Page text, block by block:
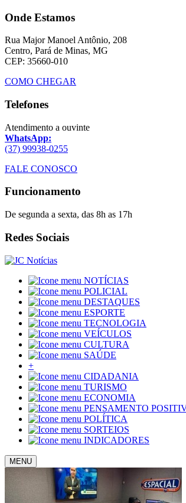
Onde Estamos
Rua Major Manoel Antônio, 208
Centro, Pará de Minas, MG
CEP: 35660-010
COMO CHEGAR
Telefones
Atendimento a ouvinte
WhatsApp:
(37) 99938-0255
FALE CONOSCO
Funcionamento
De segunda a sexta, das 8h as 17h
Redes Sociais
NOTÍCIAS
POLICIAL
DESTAQUES
ESPORTE
TECNOLOGIA
VEÍCULOS
CULTURA
SAÚDE
+
CIDADANIA
TURISMO
ECONOMIA
PENSAMENTO
POLÍTICA
SORTEIOS
INDICADORES
MENU